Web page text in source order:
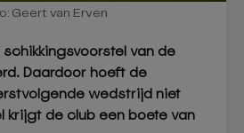
Geert van Erven
schikkingsvoorstel van de
Daardoor hoeft de
wedstrijd niet
krijgt de club een boete van